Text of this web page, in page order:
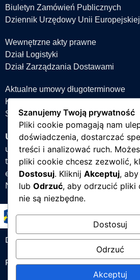
Biuletyn Zamówień Publicznych
Dziennik Urzędowy Unii Europejskiej
Wewnętrzne akty prawne
Dział Logistyki
Dział Zarządzania Dostawami
Aktualne umowy długoterminowe
Książka teleadresowa
Strefa projektów
Uniwersytet Śląski w Katowicach
ul. Bankowa 12, 40-007 Katowice
tel. +48 32 359 22 22
e-mail:info@us.edu.pl
NIP: 634-019-71-34
Deklaracja dostępności
Polityka prywatności
Szanujemy Twoją prywatność
Pliki cookie pomagają nam
doświadczenia, dostarczać
treści i analizować ruch.
pliki cookie chcesz zezwolić,
Dostosuj. Kliknij Akceptuj,
lub Odrzuć, aby odrzucić pliki
nie są niezbędne.
Dostosuj
Odrzuć
Akceptuj